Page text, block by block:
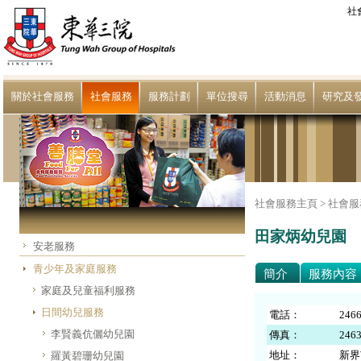
社
關於社會服務 社會服務 服務計劃 單位搜尋 活動消息 研究及
安老服務
青少年及家庭服務
家庭及兒童福利服務
日間幼兒服務
李賢義伉儷幼兒園
羅黃碧珊幼兒園
社會服務主頁 > 社會
田家炳幼兒園
簡介 服務內容
電話：
傳真：
地址：
新